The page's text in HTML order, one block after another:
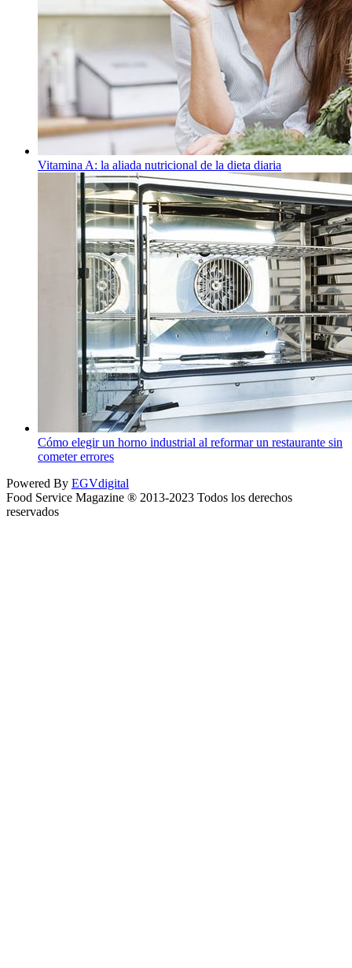
Vitamina A: la aliada nutricional de la dieta diaria
Cómo elegir un horno industrial al reformar un restaurante sin
cometer errores
Powered By EGVdigital
Food Service Magazine ® 2013-2023 Todos los derechos
reservados